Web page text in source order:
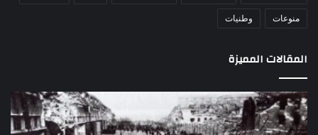
منوعات وطنيات
المقالات المميزة
مذبحة
اللد..
القصة